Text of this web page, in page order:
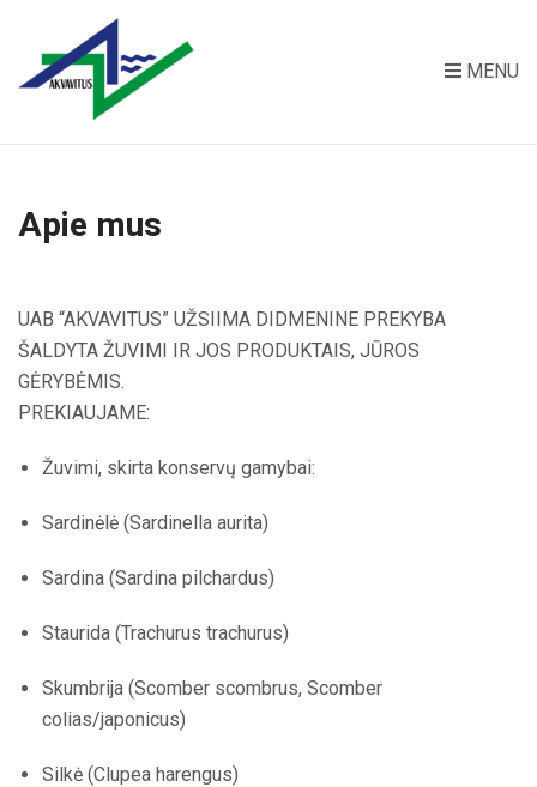
MENU
Apie mus
UAB “AKVAVITUS” UŽSIIMA DIDMENINE PREKYBA
ŠALDYTA ŽUVIMI IR JOS PRODUKTAIS, JŪROS
GĖRYBĖMIS.
PREKIAUJAME:
Žuvimi, skirta konservų gamybai:
Sardinėlė (Sardinella aurita)
Sardina (Sardina pilchardus)
Staurida (Trachurus trachurus)
Skumbrija (Scomber scombrus, Scomber
colias/japonicus)
Silkė (Clupea harengus)